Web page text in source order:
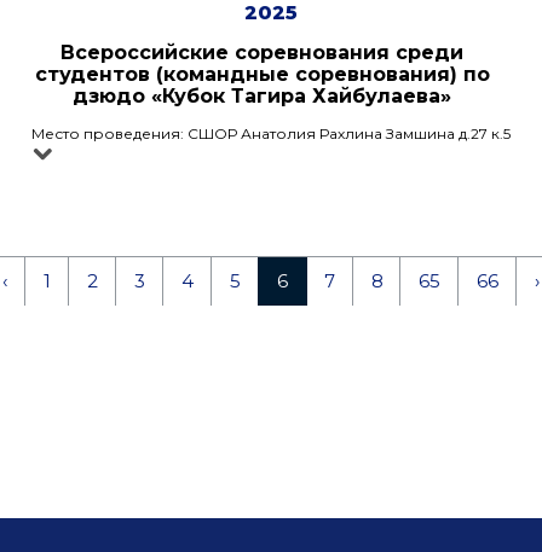
2025
Всероссийские соревнования среди
студентов (командные соревнования) по
дзюдо «Кубок Тагира Хайбулаева»
Место проведения: СШОР Анатолия Рахлина Замшина д.27 к.5
‹ 1 2 3 4 5 6 7 8 65 66 ›